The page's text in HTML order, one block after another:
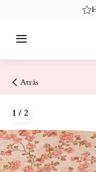
Atrás
1 / 2